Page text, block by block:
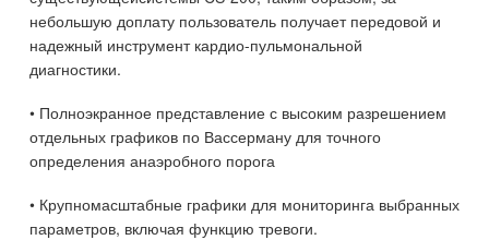
небольшую доплату пользователь получает передовой и
надежный инструмент кардио-пульмональной
диагностики.
• Полноэкранное представление с высоким разрешением
отдельных графиков по Вассерману для точного
определения анаэробного порога
• Крупномасштабные графики для мониторинга выбранных
параметров, включая функцию тревоги.